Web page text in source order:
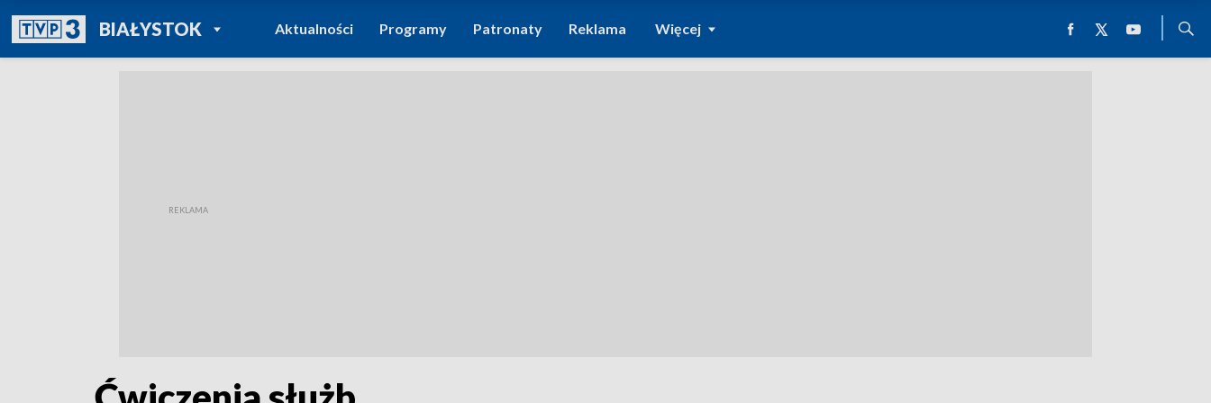
BIAŁYSTOKPOWRÓT DO
TVP REGIONY
Aktualności Programy Patronaty Reklama Więcej